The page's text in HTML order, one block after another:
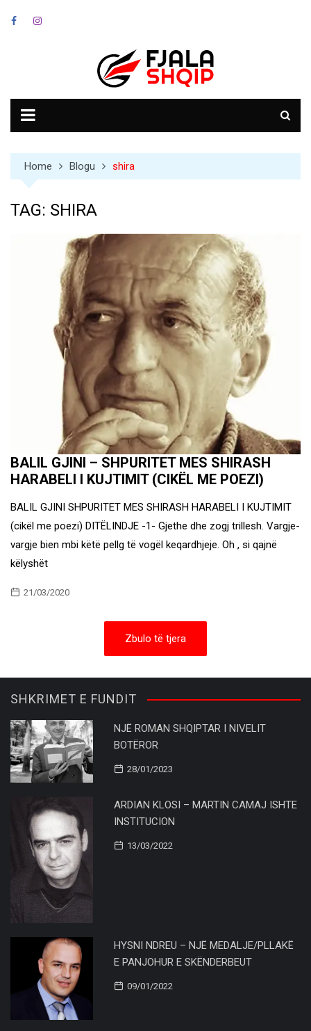
Home Blogu shira
TAG: SHIRA
BALIL GJINI – SHPURITET MES SHIRASH
HARABELI I KUJTIMIT (CIKËL ME POEZI)
BALIL GJINI SHPURITET MES SHIRASH HARABELI I KUJTIMIT
(cikël me poezi) DITËLINDJE -1- Gjethe dhe zogj trillesh. Vargje-
vargje bien mbi këtë pellg të vogël keqardhjeje. Oh , si qajnë
këlyshët
21/03/2020
Zbulo të tjera
SHKRIMET E FUNDIT
NJË ROMAN SHQIPTAR I NIVELIT
BOTËROR
28/01/2023
ARDIAN KLOSI – MARTIN CAMAJ ISHTE
INSTITUCION
13/03/2022
HYSNI NDREU – NJË MEDALJE/PLLAKË
E PANJOHUR E SKËNDERBEUT
09/01/2022